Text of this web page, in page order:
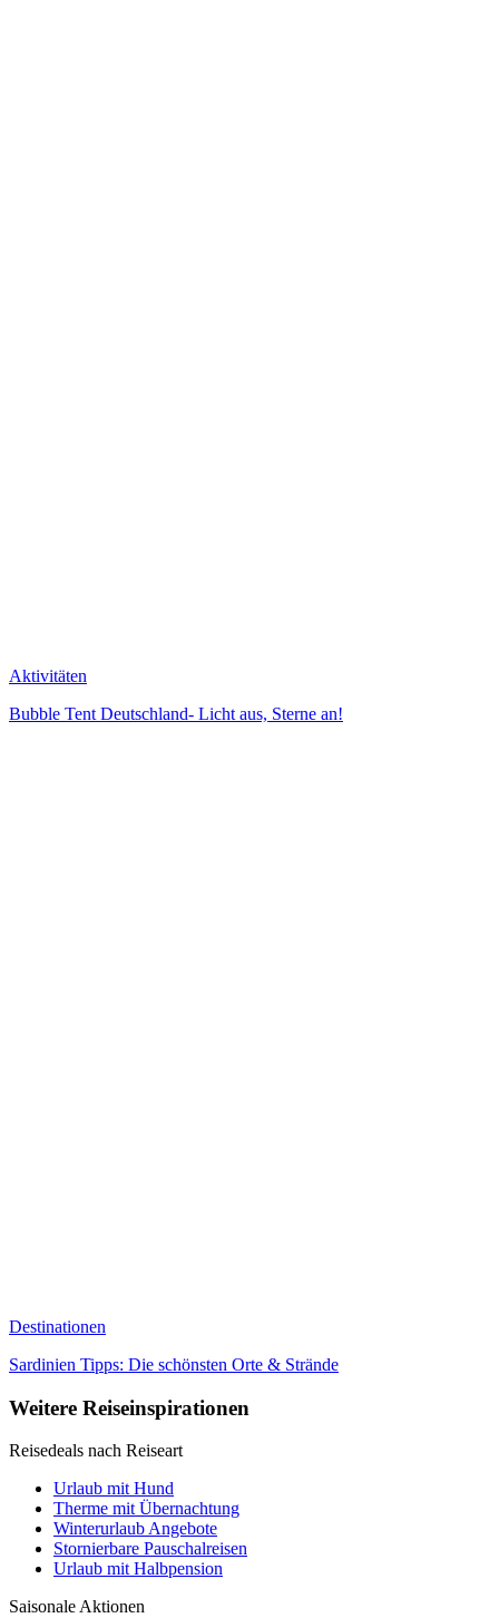
Aktivitäten
Bubble Tent Deutschland- Licht aus, Sterne an!
Destinationen
Sardinien Tipps: Die schönsten Orte & Strände
Weitere Reiseinspirationen
Reisedeals nach Reiseart
Urlaub mit Hund
Therme mit Übernachtung
Winterurlaub Angebote
Stornierbare Pauschalreisen
Urlaub mit Halbpension
Saisonale Aktionen